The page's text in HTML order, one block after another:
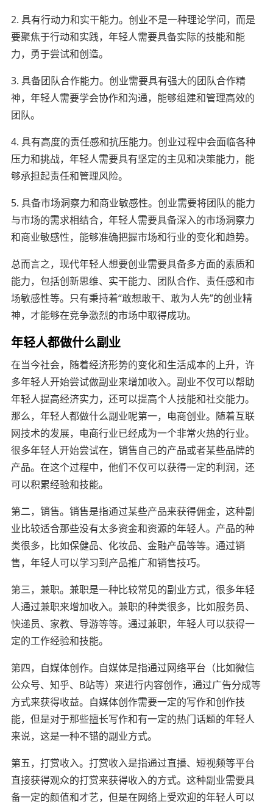
2. 具有行动力和实干能力。创业不是一种理论学问，而是
要聚焦于行动和实践，年轻人需要具备实际的技能和能
力，勇于尝试和创造。
3. 具备团队合作能力。创业需要具有强大的团队合作精
神，年轻人需要学会协作和沟通，能够组建和管理高效的
团队。
4. 具有高度的责任感和抗压能力。创业过程中会面临各种
压力和挑战，年轻人需要具有坚定的主见和决策能力，能
够承担起责任和管理风险。
5. 具备市场洞察力和商业敏感性。创业需要将团队的能力
与市场的需求相结合，年轻人需要具备深入的市场洞察力
和商业敏感性，能够准确把握市场和行业的变化和趋势。
总而言之，现代年轻人想要创业需要具备多方面的素质和
能力，包括创新思维、实干能力、团队合作、责任感和市
场敏感性等。只有秉持着“敢想敢干、敢为人先”的创业精
神，才能够在竞争激烈的市场中取得成功。
年轻人都做什么副业
在当今社会，随着经济形势的变化和生活成本的上升，许
多年轻人开始尝试做副业来增加收入。副业不仅可以帮助
年轻人提高经济实力，还可以提高个人技能和社交能力。
那么，年轻人都做什么副业呢第一，电商创业。随着互联
网技术的发展，电商行业已经成为一个非常火热的行业。
很多年轻人开始尝试在，销售自己的产品或者某些品牌的
产品。在这个过程中，他们不仅可以获得一定的利润，还
可以积累经验和技能。
第二，销售。销售是指通过某些产品来获得佣金，这种副
业比较适合那些没有太多资金和资源的年轻人。产品的种
类很多，比如保健品、化妆品、金融产品等等。通过销
售，年轻人可以学习到产品推广和销售技巧。
第三，兼职。兼职是一种比较常见的副业方式，很多年轻
人通过兼职来增加收入。兼职的种类很多，比如服务员、
快递员、家教、导游等等。通过兼职，年轻人可以获得一
定的工作经验和技能。
第四，自媒体创作。自媒体是指通过网络平台（比如微信
公众号、知乎、B站等）来进行内容创作，通过广告分成等
方式来获得收益。自媒体创作需要一定的写作和创作技
能，但是对于那些擅长写作和有一定的热门话题的年轻人
来说，这是一种不错的副业方式。
第五，打赏收入。打赏收入是指通过直播、短视频等平台
直接获得观众的打赏来获得收入的方式。这种副业需要具
备一定的颜值和才艺，但是在网络上受欢迎的年轻人可以